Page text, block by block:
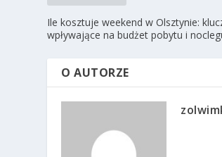
Ile kosztuje weekend w Olsztynie:
wpływające na budżet pobytu i
O AUTORZE